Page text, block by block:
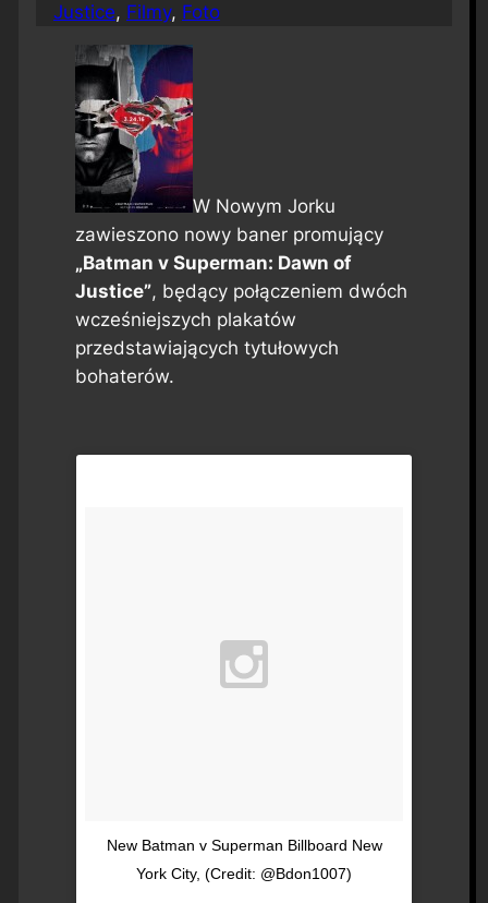
Justice, Filmy, Foto
W Nowym Jorku
zawieszono nowy baner promujący
„Batman v Superman: Dawn of
Justice”, będący połączeniem dwóch
wcześniejszych plakatów
przedstawiających tytułowych
bohaterów.
New Batman v Superman Billboard New
York City, (Credit: @Bdon1007)